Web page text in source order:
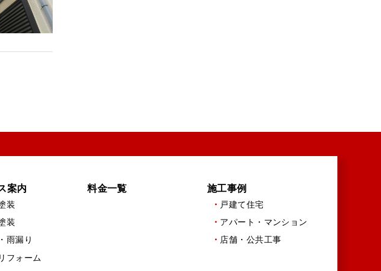
案内
装
装
雨漏り
フォーム
料金一覧 施工事例
戸建て住宅
アパート・マンション
店舗・公共工事